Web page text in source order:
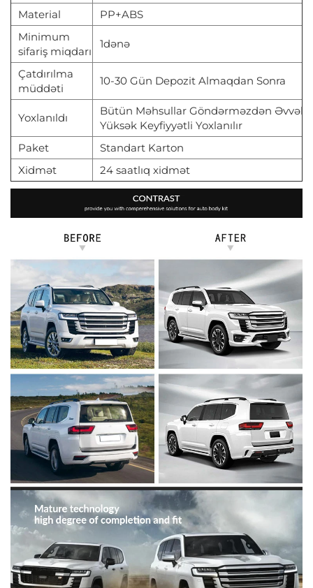
Material
PP+ABS
Minimum
sifariş miqdarı
1dənə
Çatdırılma
müddəti
10-30 Gün Depozit Almaqdan Sonra
Yoxlanıldı
Bütün Məhsullar Göndərməzdən Əvvəl
Yüksək Keyfiyyətli Yoxlanılır
Paket
Standart Karton
Xidmət
24 saatlıq xidmət